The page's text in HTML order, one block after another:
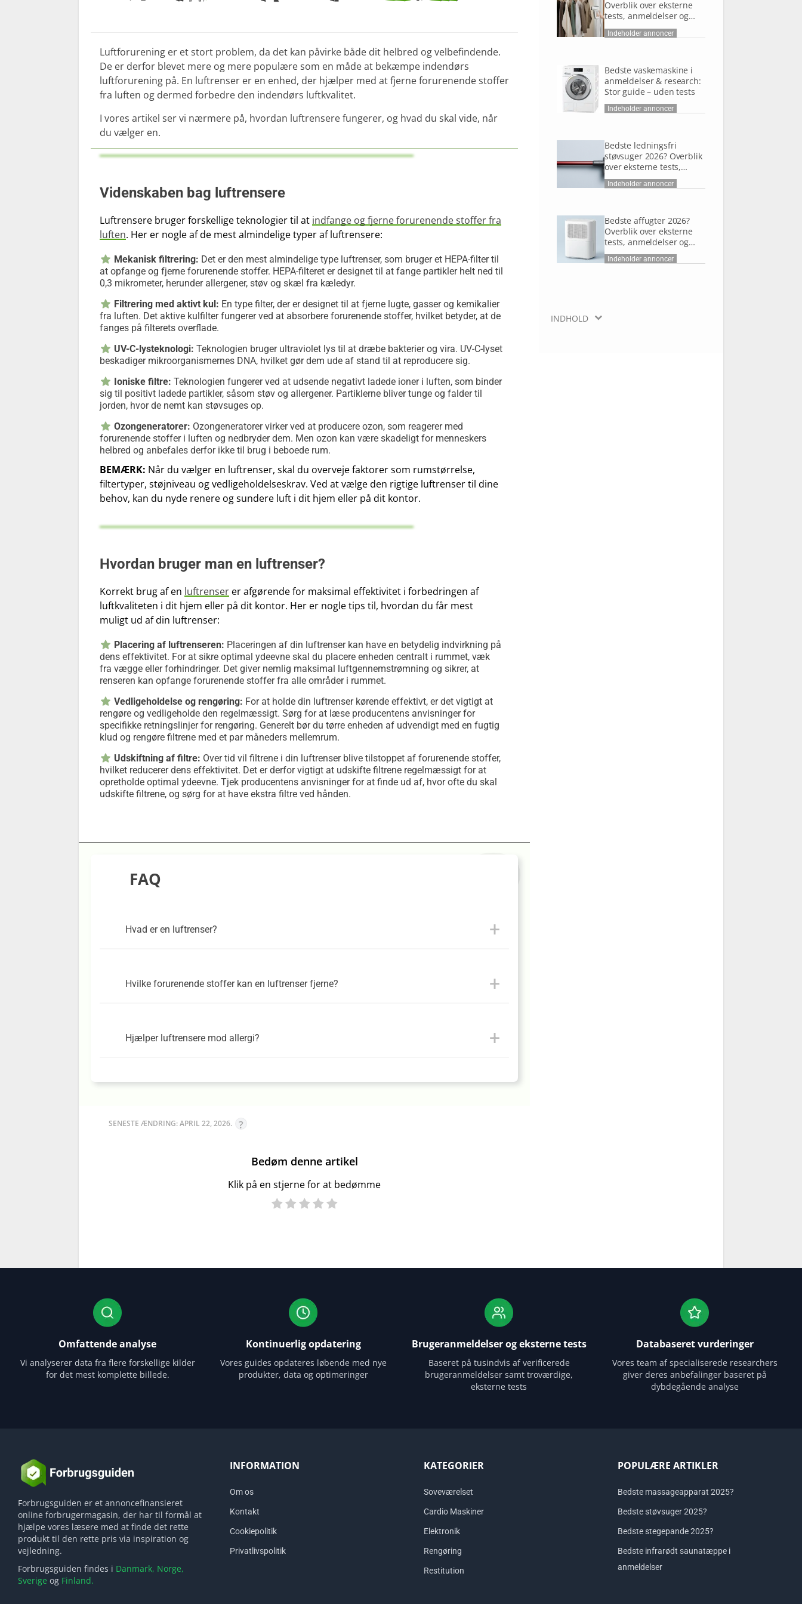
Luftforurening er et stort problem, da det kan påvirke både dit helbred og velbefindende.
De er derfor blevet mere og mere populære som en måde at bekæmpe indendørs
luftforurening på. En luftrenser er en enhed, der hjælper med at fjerne forurenende stoffer
fra luften og dermed forbedre den indendørs luftkvalitet.
I vores artikel ser vi nærmere på, hvordan luftrensere fungerer, og hvad du skal vide, når
du vælger en.
Videnskaben bag luftrensere
Luftrensere bruger forskellige teknologier til at indfange og fjerne forurenende stoffer fra
luften. Her er nogle af de mest almindelige typer af luftrensere:
Mekanisk filtrering: Det er den mest almindelige type luftrenser, som bruger et HEPA-filter til
at opfange og fjerne forurenende stoffer. HEPA-filteret er designet til at fange partikler helt ned til
0,3 mikrometer, herunder allergener, støv og skæl fra kæledyr.
Filtrering med aktivt kul: En type filter, der er designet til at fjerne lugte, gasser og kemikalier
fra luften. Det aktive kulfilter fungerer ved at absorbere forurenende stoffer, hvilket betyder, at de
fanges på filterets overflade.
UV-C-lysteknologi: Teknologien bruger ultraviolet lys til at dræbe bakterier og vira. UV-C-lyset
beskadiger mikroorganismernes DNA, hvilket gør dem ude af stand til at reproducere sig.
Ioniske filtre: Teknologien fungerer ved at udsende negativt ladede ioner i luften, som binder
sig til positivt ladede partikler, såsom støv og allergener. Partiklerne bliver tunge og falder til
jorden, hvor de nemt kan støvsuges op.
Ozongeneratorer: Ozongeneratorer virker ved at producere ozon, som reagerer med
forurenende stoffer i luften og nedbryder dem. Men ozon kan være skadeligt for menneskers
helbred og anbefales derfor ikke til brug i beboede rum.
BEMÆRK: Når du vælger en luftrenser, skal du overveje faktorer som rumstørrelse,
filtertyper, støjniveau og vedligeholdelseskrav. Ved at vælge den rigtige luftrenser til dine
behov, kan du nyde renere og sundere luft i dit hjem eller på dit kontor.
Hvordan bruger man en luftrenser?
Korrekt brug af en luftrenser er afgørende for maksimal effektivitet i forbedringen af
luftkvaliteten i dit hjem eller på dit kontor. Her er nogle tips til, hvordan du får mest
muligt ud af din luftrenser:
Placering af luftrenseren: Placeringen af din luftrenser kan have en betydelig indvirkning på
dens effektivitet. For at sikre optimal ydeevne skal du placere enheden centralt i rummet, væk
fra vægge eller forhindringer. Det giver nemlig maksimal luftgennemstrømning og sikrer, at
renseren kan opfange forurenende stoffer fra alle områder i rummet.
Vedligeholdelse og rengøring: For at holde din luftrenser kørende effektivt, er det vigtigt at
rengøre og vedligeholde den regelmæssigt. Sørg for at læse producentens anvisninger for
specifikke retningslinjer for rengøring. Generelt bør du tørre enheden af udvendigt med en fugtig
klud og rengøre filtrene med et par måneders mellemrum.
Udskiftning af filtre: Over tid vil filtrene i din luftrenser blive tilstoppet af forurenende stoffer,
hvilket reducerer dens effektivitet. Det er derfor vigtigt at udskifte filtrene regelmæssigt for at
opretholde optimal ydeevne. Tjek producentens anvisninger for at finde ud af, hvor ofte du skal
udskifte filtrene, og sørg for at have ekstra filtre ved hånden.
FAQ
Hvad er en luftrenser?
Hvilke forurenende stoffer kan en luftrenser fjerne?
Hjælper luftrensere mod allergi?
SENESTE ÆNDRING: APRIL 22, 2026.
Bedøm denne artikel
Klik på en stjerne for at bedømme
INDHOLD
Overblik over eksterne
tests, anmeldelser og
research
Indeholder annoncer
Bedste vaskemaskine i
anmeldelser & research:
Stor guide – uden tests
Indeholder annoncer
Bedste ledningsfri
støvsuger 2026? Overblik
over eksterne tests,
anmeldelser og research
Indeholder annoncer
Bedste affugter 2026?
Overblik over eksterne
tests, anmeldelser og
research
Indeholder annoncer
Omfattende analyse
Vi analyserer data fra flere forskellige kilder
for det mest komplette billede.
Kontinuerlig opdatering
Vores guides opdateres løbende med nye
produkter, data og optimeringer
Brugeranmeldelser og eksterne tests
Baseret på tusindvis af verificerede
brugeranmeldelser samt troværdige,
eksterne tests
Databaseret vurderinger
Vores team af specialiserede researchers
giver deres anbefalinger baseret på
dybdegående analyse
Forbrugsguiden er et annoncefinansieret
online forbrugermagasin, der har til formål at
hjælpe vores læsere med at finde det rette
produkt til den rette pris via inspiration og
vejledning.
Forbrugsguiden findes i Danmark, Norge,
Sverige og Finland.
INFORMATION
Om os
Kontakt
Cookiepolitik
Privatlivspolitik
KATEGORIER
Soveværelset
Cardio Maskiner
Elektronik
Rengøring
Restitution
POPULÆRE ARTIKLER
Bedste massageapparat 2025?
Bedste støvsuger 2025?
Bedste stegepande 2025?
Bedste infrarødt saunatæppe i
anmeldelser